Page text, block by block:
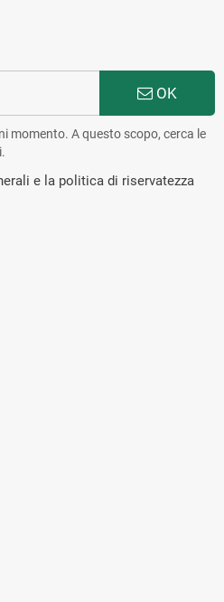
OK
momento. A questo scopo, cerca le
e la politica di riservatezza